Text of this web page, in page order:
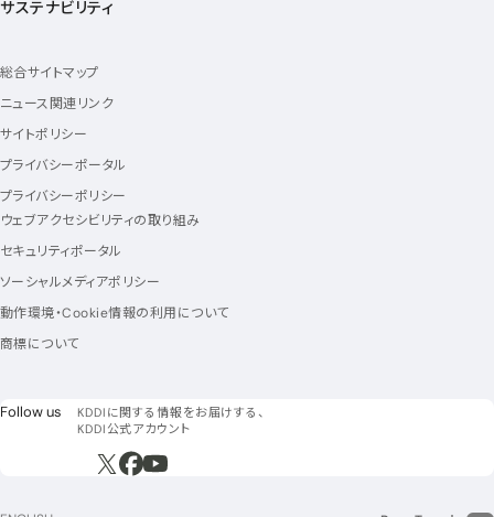
サステナビリティ
総合サイトマップ
ニュース関連リンク
サイトポリシー
プライバシーポータル
プライバシーポリシー
ウェブアクセシビリティの取り組み
セキュリティポータル
ソーシャルメディアポリシー
動作環境・Cookie情報の利用について
商標について
Follow us フォローアス
KDDIに関する情報をお届けする、
KDDI公式アカウント
新規ウィンドウで開く
新規ウィンドウで開く
新規ウィンドウで開く